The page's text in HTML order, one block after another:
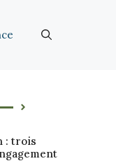
: trois